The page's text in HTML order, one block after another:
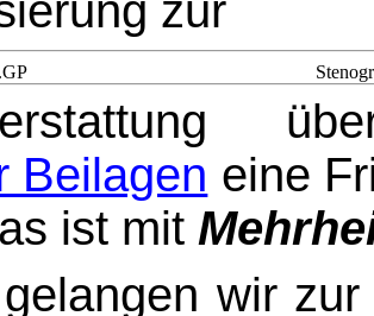
Beilagen eine
ist mit
wir